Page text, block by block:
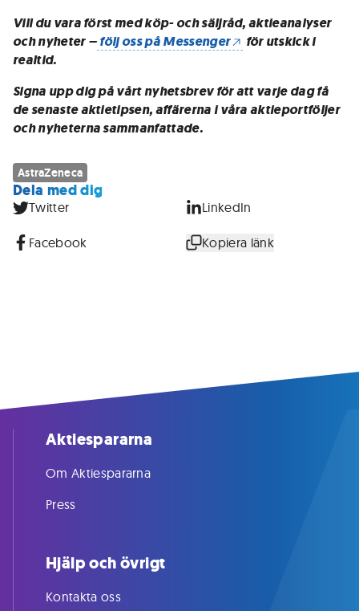
Vill du vara först med köp- och säljråd, aktieanalyser
och nyheter –följ oss på Messenger
för utskick i
realtid.
Signa upp dig på vårt nyhetsbrev för att varje dag få
de senaste aktietipsen, affärerna i våra aktieportföljer
och nyheterna sammanfattade.
AstraZeneca
Dela med dig
Twitter LinkedIn
Facebook Kopiera länk
Aktiespararna
Om Aktiespararna
Press
Hjälp och övrigt
Kontakta oss